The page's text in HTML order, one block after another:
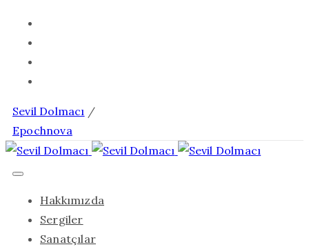
Sevil Dolmacı /
Epochnova
Hakkımızda
Sergiler
Sanatçılar